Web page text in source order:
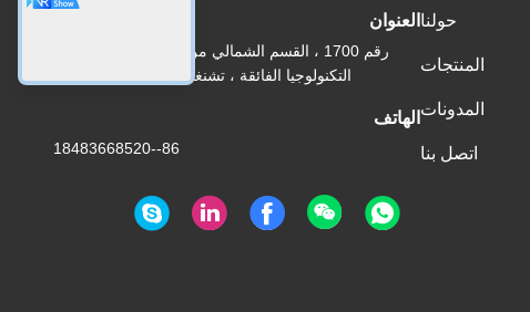
حولنا
المنتجات
المدونات
اتصل بنا
العنوان
رقم 1700 ، القسم الشمالي من شارع تيانفو ، منطقة
التكنولوجيا الفائقة ، تشنغدو ، سيتشوان ، الصين
الهاتف
86--18483668520